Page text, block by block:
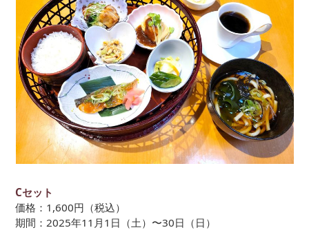
Cセット
価格：1,600円（税込）
期間：2025年11月1日（土）〜30日（日）